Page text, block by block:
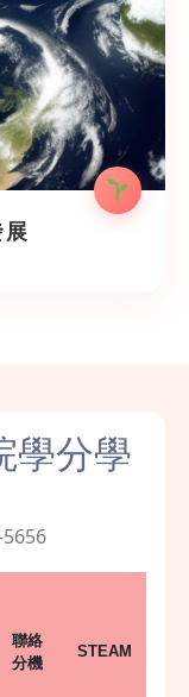
展
學分學
聯絡
分機
STEAM